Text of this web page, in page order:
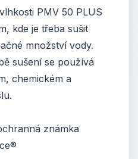
PMV 50 PLUS
kde je třeba sušit
množství vody.
sušení se používá
chemickém a
známka